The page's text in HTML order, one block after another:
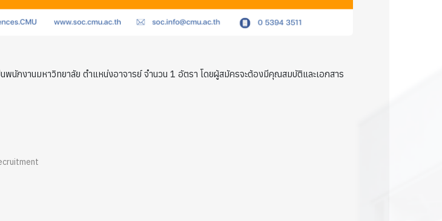
นักงานมหาวิทยาลัย ตำแหน่งอาจารย์ จำนวน 1 อัตรา โดยผู้สมัครจะต้องมีคุณสมบัติและเอกสาร